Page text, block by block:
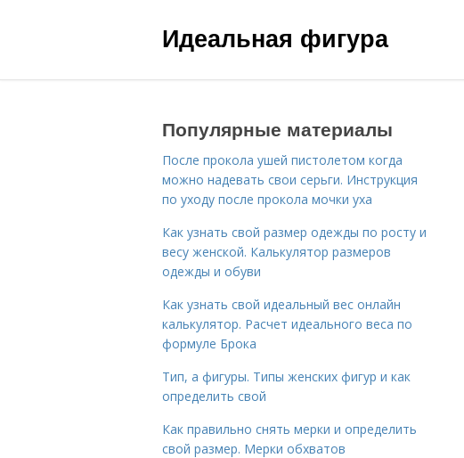
Идеальная фигура
Популярные материалы
После прокола ушей пистолетом когда
можно надевать свои серьги. Инструкция
по уходу после прокола мочки уха
Как узнать свой размер одежды по росту и
весу женской. Калькулятор размеров
одежды и обуви
Как узнать свой идеальный вес онлайн
калькулятор. Расчет идеального веса по
формуле Брока
Тип, а фигуры. Типы женских фигур и как
определить свой
Как правильно снять мерки и определить
свой размер. Мерки обхватов